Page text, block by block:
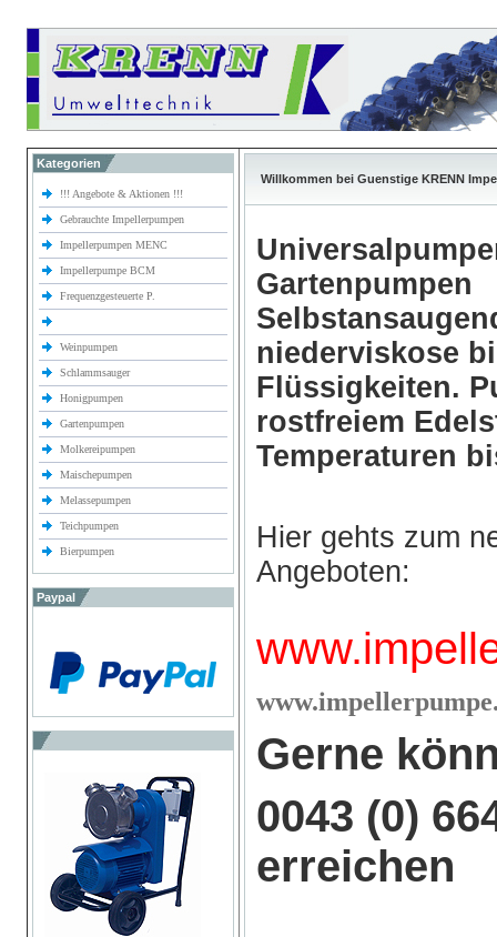
Kategorien
!!! Angebote & Aktionen !!!
Gebrauchte Impellerpumpen
Impellerpumpen MENC
Impellerpumpe BCM
Frequenzgesteuerte P.
Weinpumpen
Schlammsauger
Honigpumpen
Gartenpumpen
Molkereipumpen
Maischepumpen
Melassepumpen
Teichpumpen
Bierpumpen
Paypal
Willkommen bei Guenstige KRENN
Gartenpumpen
niederviskose
Flüssigkeiten.
rostfreiem
Temperaturen
Hier gehts zum
Angeboten:
w
Gerne
0043 (0)
erreichen